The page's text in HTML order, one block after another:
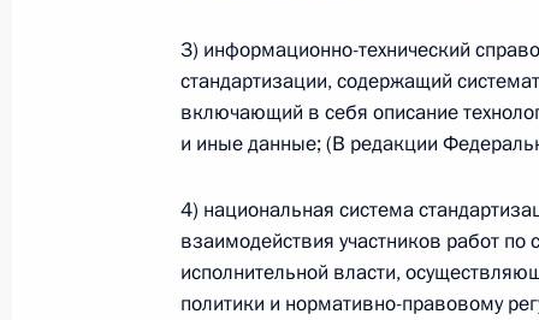
Федеральный закон от
О внесении изменений в Кодекс
26 июля 2026 года
Федеральный закон от
О внесении изменения в статью 6 Закона
3) информационно-технический
стандартизации, содержащий
включающий в себя описание
и иные данные; (В редакции
4) национальная система
взаимодействия участников работ
исполнительной власти,
политики и нормативно-правовому